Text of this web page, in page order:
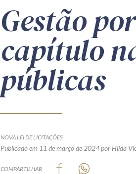
Gestão
capítulo
públicas
NOVA LEI DE LICITAÇÕES
Publicado em 11 de março de 2024por Hilda
COMPARTILHAR